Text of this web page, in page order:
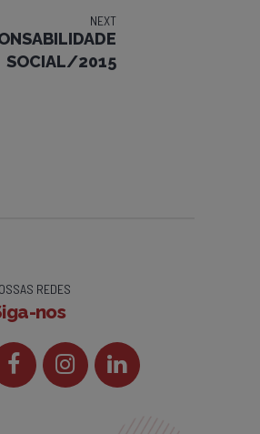
NEXT
SOCIAL/2015
REDES
nos